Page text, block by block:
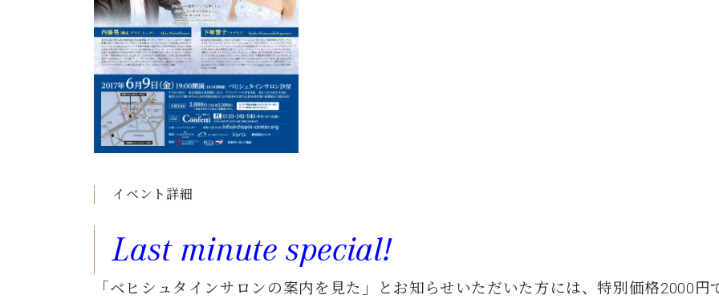
C.ベヒシュタイン アカデミー
W.ホフマン プロフェッショナル
W.ホフマン トラディション
W.ホフマン ヴィジョン
C.BECHSTEIN Digital(ベヒシュタイン デジタル)
アーティストカスタマーサービス(調律)
アフターサービス(調律)
お問い合わせ
イベント詳細
Last minute special!
「ベヒシュタインサロンの案内を見た」とお知らせいただいた方には、特別価格2000円